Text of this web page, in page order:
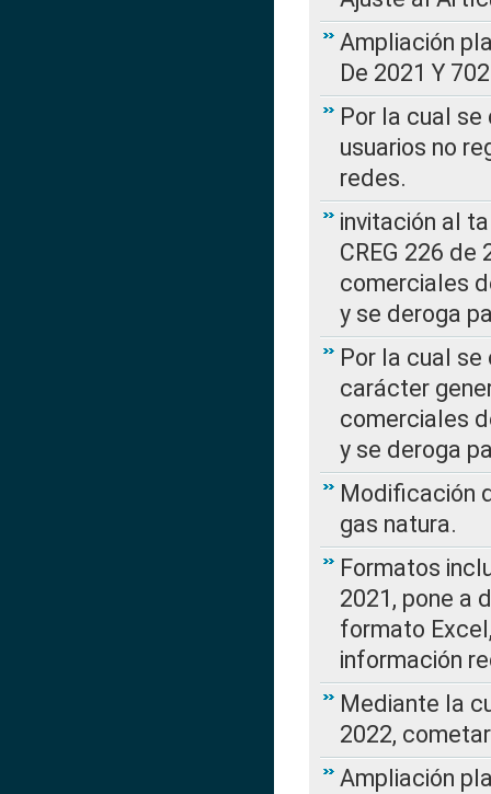
Ampliación
De 2021 Y
Por la cual
usuarios no
redes.
invitación al
CREG 226
comerciales
y se deroga
Por la cual
carácter
comerciales
y se deroga
Modificación
gas natura.
Formatos
2021, pone a
formato
información
Mediante la
2022,
Ampliación